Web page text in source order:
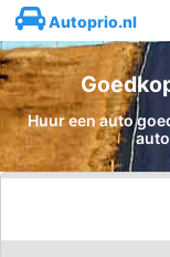
Autoprio.nl
Huur een auto